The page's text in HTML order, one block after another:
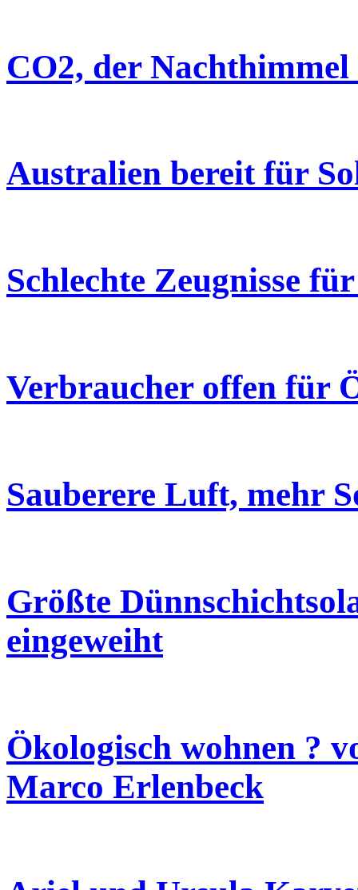
CO2, der
Australien bereit für
Schlechte Zeugnisse
Verbraucher offen für
Sauberere Luft, mehr
Größte
eingeweiht
Ökologisch wohnen ?
Marco Erlenbeck